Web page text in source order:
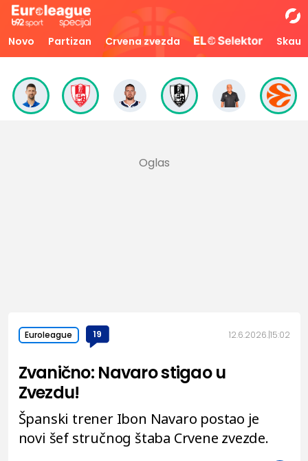
Novo Partizan Crvena zvezda Skaut
Euroleague 19 12.6.2026. 15:02
Zvanično: Navaro stigao u
Zvezdu!
Španski trener Ibon Navaro postao je
novi šef stručnog štaba Crvene zvezde.